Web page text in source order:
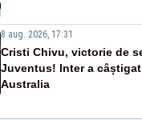
8 aug. 2026, 17:31
Cristi Chivu, victorie de
Juventus! Inter a
Australia